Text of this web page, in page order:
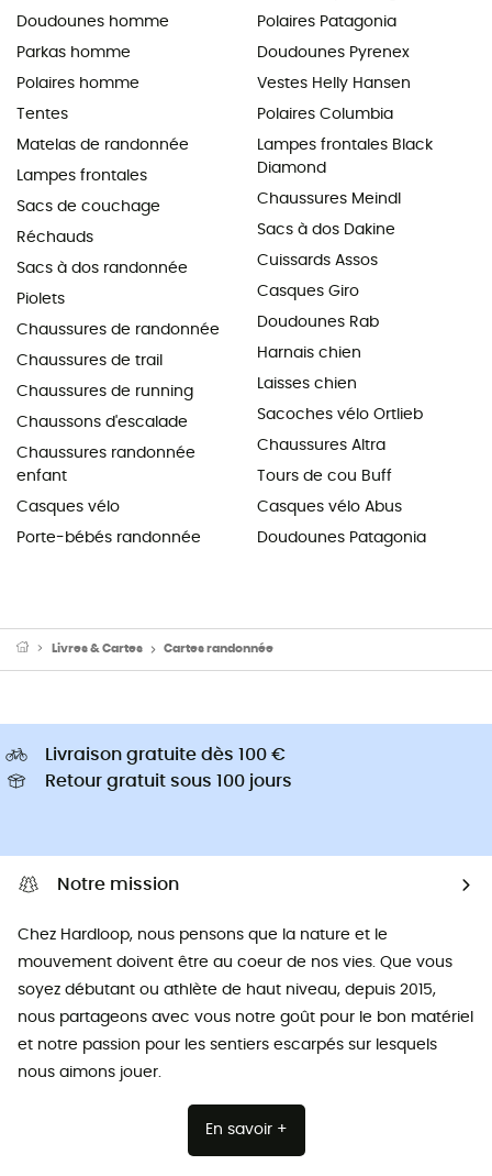
Doudounes homme
Parkas homme
Polaires homme
Tentes
Matelas de randonnée
Lampes frontales
Sacs de couchage
Réchauds
Sacs à dos randonnée
Piolets
Chaussures de randonnée
Chaussures de trail
Chaussures de running
Chaussons d'escalade
Chaussures randonnée
enfant
Casques vélo
Porte-bébés randonnée
Polaires Patagonia
Doudounes Pyrenex
Vestes Helly Hansen
Polaires Columbia
Lampes frontales Black
Diamond
Chaussures Meindl
Sacs à dos Dakine
Cuissards Assos
Casques Giro
Doudounes Rab
Harnais chien
Laisses chien
Sacoches vélo Ortlieb
Chaussures Altra
Tours de cou Buff
Casques vélo Abus
Doudounes Patagonia
Livres & Cartes Cartes randonnée
Livraison gratuite dès 100 €
Retour gratuit sous 100 jours
Notre mission
Chez Hardloop, nous pensons que la nature et le
mouvement doivent être au coeur de nos vies. Que vous
soyez débutant ou athlète de haut niveau, depuis 2015,
nous partageons avec vous notre goût pour le bon matériel
et notre passion pour les sentiers escarpés sur lesquels
nous aimons jouer.
En savoir +